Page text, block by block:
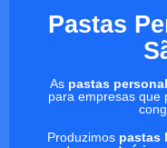
Pastas
As pastas
para empresas que
Produzimos pastas